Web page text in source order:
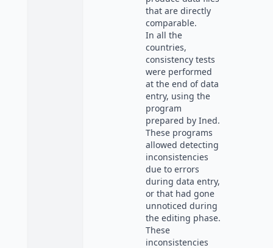
that are directly
comparable.
In all the
countries,
consistency tests
were performed
at the end of data
entry, using the
program
prepared by Ined.
These programs
allowed detecting
inconsistencies
due to errors
during data entry,
or that had gone
unnoticed during
the editing phase.
These
inconsistencies